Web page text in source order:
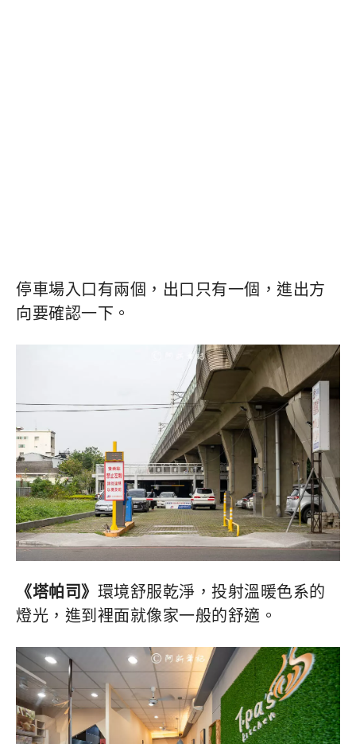
停車場入口有兩個，出口只有一個，進出方
向要確認一下。
《塔帕司》 環境舒服乾淨，投射溫暖色系的
燈光，進到裡面就像家一般的舒適。